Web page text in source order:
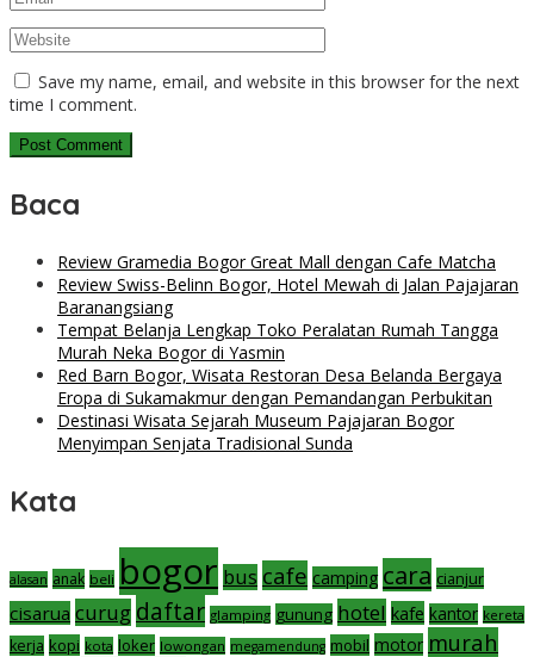
Save my name, email, and website in this browser for the next
time I comment.
Baca
Review Gramedia Bogor Great Mall dengan Cafe Matcha
Review Swiss-Belinn Bogor, Hotel Mewah di Jalan Pajajaran
Baranangsiang
Tempat Belanja Lengkap Toko Peralatan Rumah Tangga
Murah Neka Bogor di Yasmin
Red Barn Bogor, Wisata Restoran Desa Belanda Bergaya
Eropa di Sukamakmur dengan Pemandangan Perbukitan
Destinasi Wisata Sejarah Museum Pajajaran Bogor
Menyimpan Senjata Tradisional Sunda
Kata
alasan anak beli bogor bus cafe camping cara cianjur
cisarua curug daftar glamping gunung hotel kafe kantor kereta
kerja kopi kota loker lowongan megamendung mobil motor murah